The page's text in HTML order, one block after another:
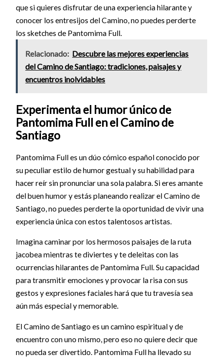
que si quieres disfrutar de una experiencia hilarante y
conocer los entresijos del Camino, no puedes perderte
los sketches de Pantomima Full.
Relacionado: Descubre las mejores experiencias
del Camino de Santiago: tradiciones, paisajes y
encuentros inolvidables
Experimenta el humor único de
Pantomima Full en el Camino de
Santiago
Pantomima Full es un dúo cómico español conocido por
su peculiar estilo de humor gestual y su habilidad para
hacer reír sin pronunciar una sola palabra. Si eres amante
del buen humor y estás planeando realizar el Camino de
Santiago, no puedes perderte la oportunidad de vivir una
experiencia única con estos talentosos artistas.
Imagina caminar por los hermosos paisajes de la ruta
jacobea mientras te diviertes y te deleitas con las
ocurrencias hilarantes de Pantomima Full. Su capacidad
para transmitir emociones y provocar la risa con sus
gestos y expresiones faciales hará que tu travesía sea
aún más especial y memorable.
El Camino de Santiago es un camino espiritual y de
encuentro con uno mismo, pero eso no quiere decir que
no pueda ser divertido. Pantomima Full ha llevado su